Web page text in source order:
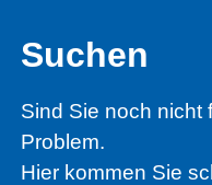
Suchen
Sind Sie noch nicht
Problem.
Hier kommen Sie